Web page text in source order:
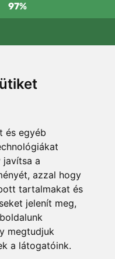
és egyéb
javítsa a
azzal hogy
tartalmakat és
jelenít meg,
megtudjuk
a látogatóink.
97%
felett: 80 EUR
visszaküldheti vagy
egy fát! Bővebben